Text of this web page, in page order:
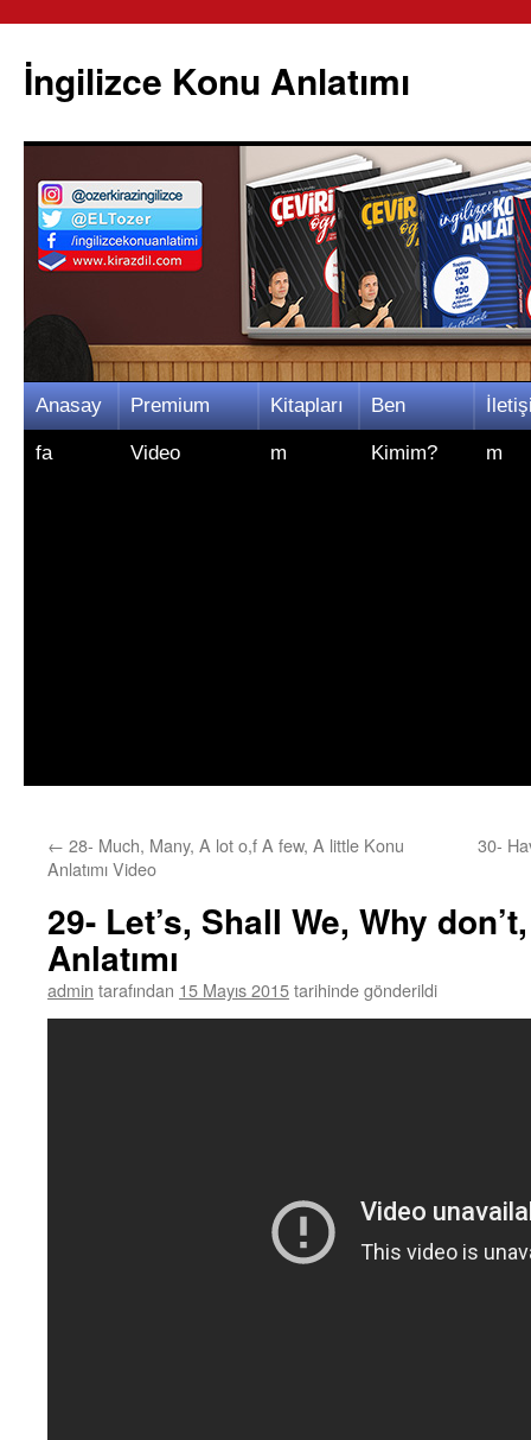
İngilizce Konu Anlatımı
İçeriğe
atla
Anasay
fa
Premium
Video
Kitapları
m
Ben
Kimim? m
← 28- Much, Many, A lot o,f A few, A little Konu
Anlatımı Video
30-
29- Let’s, Shall We, Why
Anlatımı
admin tarafından 15 Mayıs 2015tarihinde gönderildi